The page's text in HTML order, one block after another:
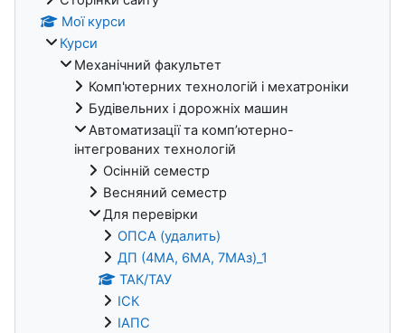
Мої курси
Курси
Механічний факультет
Комп'ютерних технологій і мехатроніки
Будівельних і дорожніх машин
Автоматизації та комп’ютерно-
інтегрованих технологій
Осінній семестр
Весняний семестр
Для перевірки
ОПСА (удалить)
ДП (4МА, 6МА, 7МАз)_1
ТАК/ТАУ
ІСК
ІАПС